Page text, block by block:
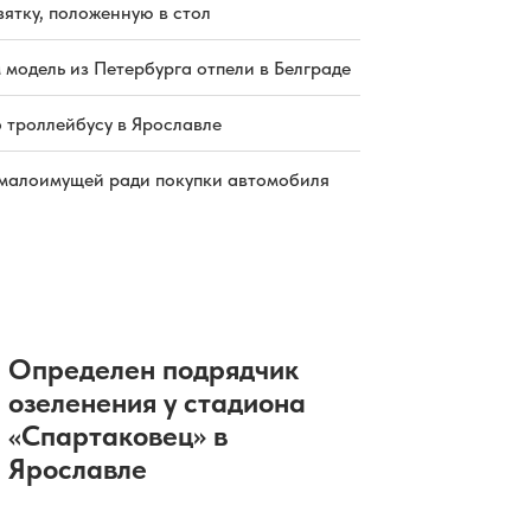
положенную в стол
из Петербурга отпели в Белграде
троллейбусу в Ярославле
ради покупки автомобиля
Определен подрядчик
озеленения у стадиона
«Спартаковец» в
Ярославле